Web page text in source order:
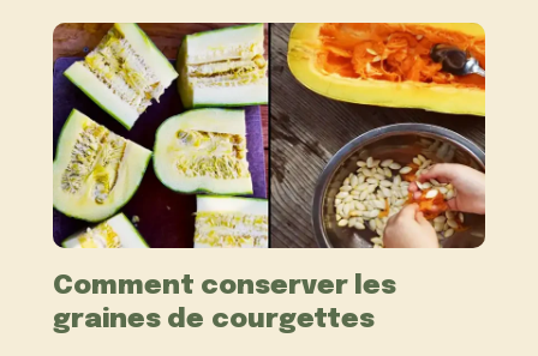
Comment conserver les
graines de courgettes